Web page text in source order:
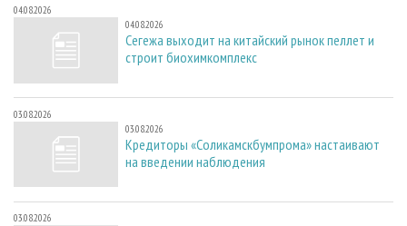
04.08.2026
04.08.2026
Сегежа выходит на китайский рынок пеллет и
строит биохимкомплекс
03.08.2026
03.08.2026
Кредиторы «Соликамскбумпрома» настаивают
на введении наблюдения
03.08.2026